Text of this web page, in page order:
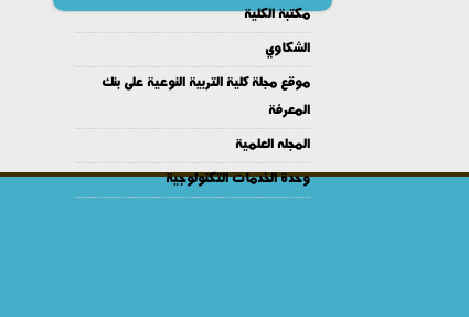
مكتبة الكلية
الشكاوي
موقع مجلة كلية التربية النوعية على بنك
المعرفة
المجله العلمية
وحدة الخدمات التكنولوجية